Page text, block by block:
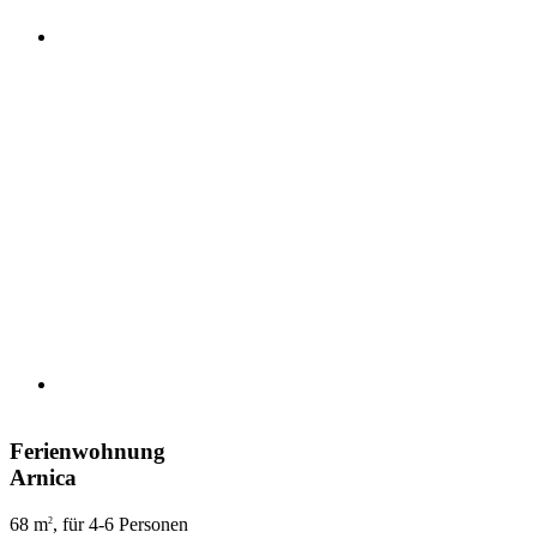
Ferienwohnung
Arnica
68 m2, für 4-6 Personen